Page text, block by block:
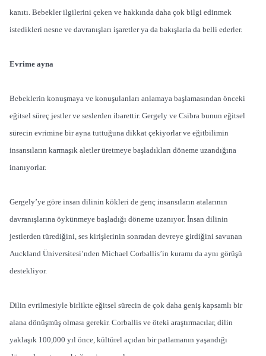
kanıtı. Bebekler ilgilerini çeken ve hakkında daha çok bilgi edinmek
istedikleri nesne ve davranışları işaretler ya da bakışlarla da belli ederler.
Evrime ayna
Bebeklerin konuşmaya ve konuşulanları anlamaya başlamasından önceki
eğitsel süreç jestler ve seslerden ibarettir. Gergely ve Csibra bunun eğitsel
sürecin evrimine bir ayna tuttuğuna dikkat çekiyorlar ve eğitbilimin
insansıların karmaşık aletler üretmeye başladıkları döneme uzandığına
inanıyorlar.
Gergely’ye göre insan dilinin kökleri de genç insansıların atalarının
davranışlarına öykünmeye başladığı döneme uzanıyor. İnsan dilinin
jestlerden türediğini, ses kirişlerinin sonradan devreye girdiğini savunan
Auckland Üniversitesi’nden Michael Corballis’in kuramı da aynı görüşü
destekliyor.
Dilin evrilmesiyle birlikte eğitsel sürecin de çok daha geniş kapsamlı bir
alana dönüşmüş olması gerekir. Corballis ve öteki araştırmacılar, dilin
yaklaşık 100,000 yıl önce, kültürel açıdan bir patlamanın yaşandığı